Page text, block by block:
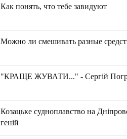
Как понять, что тебе завидуют
Можно ли смешивать разные
"КРАЩЕ ЖУВАТИ..." - Сергій
Козацьке судноплавство на
геній